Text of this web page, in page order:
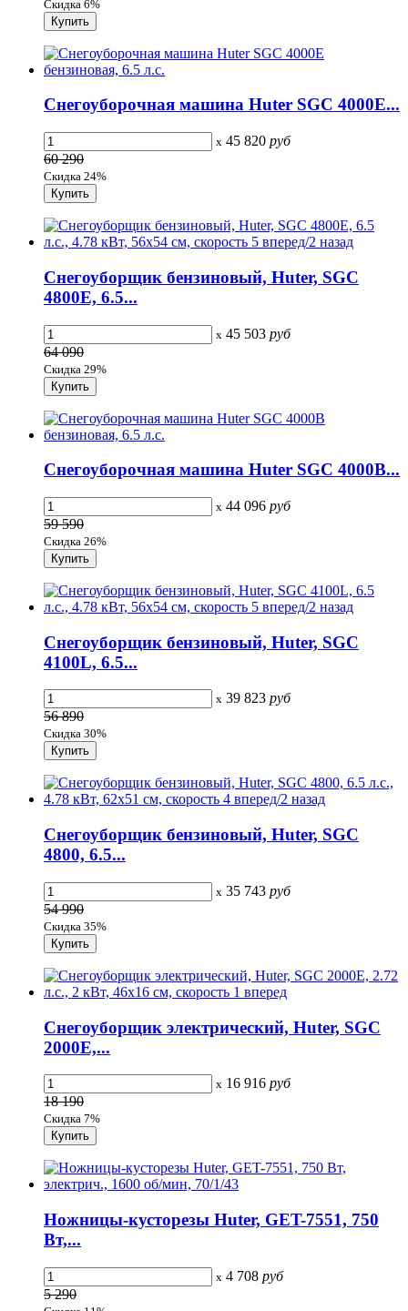
Скидка 6%
Снегоуборочная машина Huter SGC 4000Е...
x 45 820 руб
60 290
Скидка 24%
Снегоуборщик бензиновый, Huter, SGC
4800Е, 6.5...
x 45 503 руб
64 090
Скидка 29%
Снегоуборочная машина Huter SGC 4000В...
x 44 096 руб
59 590
Скидка 26%
Снегоуборщик бензиновый, Huter, SGC
4100L, 6.5...
x 39 823 руб
56 890
Скидка 30%
Снегоуборщик бензиновый, Huter, SGC
4800, 6.5...
x 35 743 руб
54 990
Скидка 35%
Снегоуборщик электрический, Huter, SGC
2000E,...
x 16 916 руб
18 190
Скидка 7%
Ножницы-кусторезы Huter, GET-7551, 750
Вт,...
x 4 708 руб
5 290